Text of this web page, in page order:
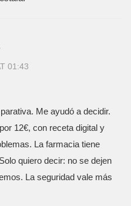
01:43
Me ayudó a decidir.
12€, con receta digital y
La farmacia tiene
quiero decir: no se dejen
La seguridad vale más